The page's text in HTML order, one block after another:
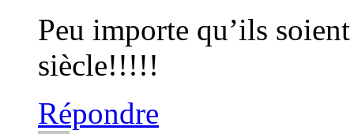
Peu importe qu’ils
siècle!!!!!
Répondre